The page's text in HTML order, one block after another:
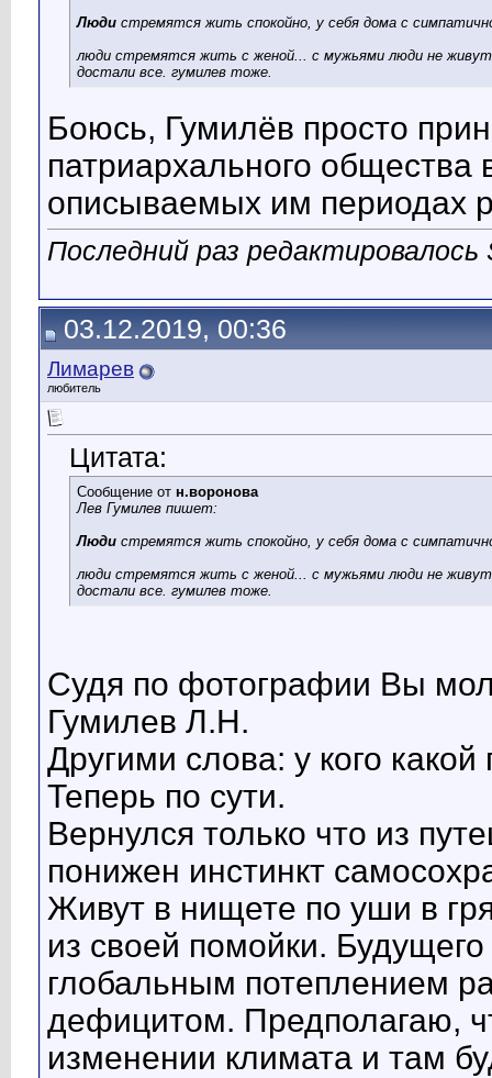
Люди стремятся жить спокойно, у себя дома с
люди стремятся жить с женой... с мужьями люди не
достали все. гумилев тоже.
Боюсь, Гумилёв просто
патриархального
описываемых им периодах
Последний раз
03.12.2019, 00:36
Лимарев
любитель
Цитата:
Сообщение от н.воронова
Лев Гумилев пишет:
Люди стремятся жить спокойно, у себя дома с
люди стремятся жить с женой... с мужьями люди не
достали все. гумилев тоже.
Судя по фотографии Вы
Гумилев Л.Н.
Другими слова: у кого какой
Теперь по сути.
Вернулся только что из
понижен инстинкт
Живут в нищете по уши в
из своей помойки.
глобальным потеплением
дефицитом. Предполагаю,
изменении климата и там